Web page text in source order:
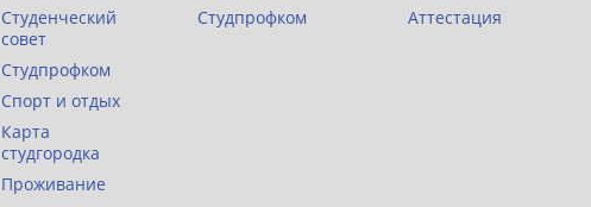
Студенческий
совет
Студпрофком
Спорт и отдых
Карта
студгородка
Проживание
Студпрофком
Аттестация